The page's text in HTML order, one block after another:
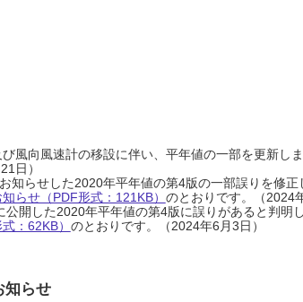
風向風速計の移設に伴い、平年値の一部を更新し
日）
知らせした2020年平年値の第4版の一部誤りを修
らせ（PDF形式：121KB） のとおりです。（2024
公開した2020年平年値の第4版に誤りがあると判明
：62KB） のとおりです。（2024年6月3日）
知らせ